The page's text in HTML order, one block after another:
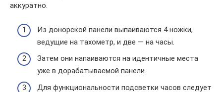
аккуратно.
Из донорской панели выпаиваются 4 ножки,
ведущие на тахометр, и две — на часы.
Затем они напаиваются на идентичные места
уже в дорабатываемой панели.
Для функциональности подсветки часов следует